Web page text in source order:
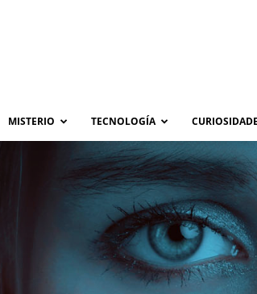
MISTERIO TECNOLOGÍA